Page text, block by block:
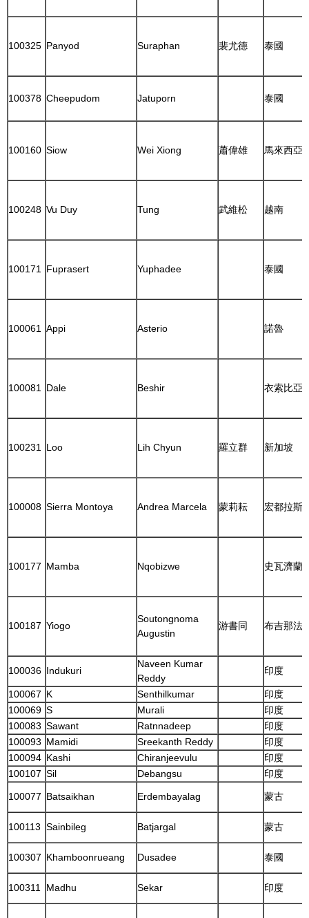
100325 Panyod Suraphan 裴尤德 泰國
100378 Cheepudom Jatuporn 泰國
100160 Siow Wei Xiong 蕭偉雄 馬來西亞
100248 Vu Duy Tung 武維松 越南
100171 Fuprasert Yuphadee 泰國
100061 Appi Asterio 諾魯
100081 Dale Beshir 衣索比亞
100231 Loo Lih Chyun 羅立群 新加坡
100008 Sierra Montoya Andrea Marcela 蒙莉耘 宏都拉斯
100177 Mamba Nqobizwe 史瓦濟蘭
100187 Yiogo
Soutongnoma
Augustin
游書同 布吉那法
100036 Indukuri
Naveen Kumar
Reddy
印度
100067 K Senthilkumar
印度
100069 S Murali
印度
100083 Sawant Ratnnadeep
印度
100093 Mamidi Sreekanth Reddy
印度
100094 Kashi Chiranjeevulu
印度
100107 Sil Debangsu 印度
100077 Batsaikhan Erdembayalag 蒙古
100113 Sainbileg Batjargal 蒙古
100307 Khamboonrueang Dusadee 泰國
100311 Madhu Sekar 印度